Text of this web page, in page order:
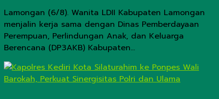
Lamongan (6/8). Wanita LDII Kabupaten Lamongan
menjalin kerja sama dengan Dinas Pemberdayaan
Perempuan, Perlindungan Anak, dan Keluarga
Berencana (DP3AKB) Kabupaten...